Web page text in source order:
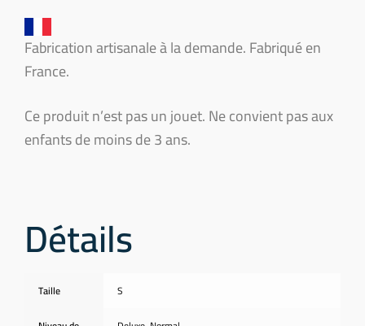
Fabrication artisanale à la demande. Fabriqué en
France.
Ce produit n’est pas un jouet. Ne convient pas aux
enfants de moins de 3 ans.
Détails
Taille
S